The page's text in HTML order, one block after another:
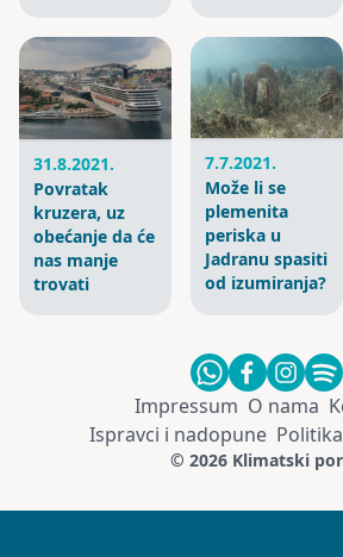
31.8.2021.
Povratak
kruzera, uz
obećanje da će
nas manje
trovati
7.7.2021.
Može li se
plemenita
periska u
Jadranu spasiti
od izumiranja?
Impressum O nama
Ispravci i nadopune
© 2026 Klimatski